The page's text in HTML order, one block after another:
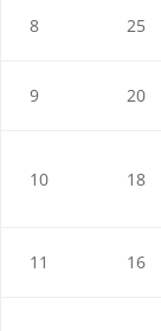
8 25
9 20
10 18
11 16